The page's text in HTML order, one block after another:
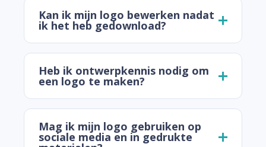
Kan ik mijn logo bewerken nadat
ik het heb gedownload?
Heb ik ontwerpkennis nodig om
een logo te maken?
Mag ik mijn logo gebruiken op
sociale media en in gedrukte